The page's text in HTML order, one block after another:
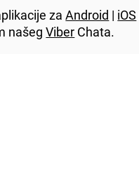
zaAndroid | iOS
našegViber Chata.